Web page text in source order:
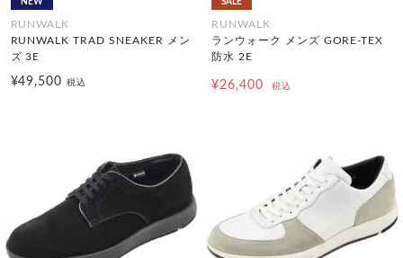
NEW
RUNWALK
RUNWALK TRAD SNEAKER メン
ズ 3E
¥49,500税込
SALE
RUNWALK
ランウォーク メンズ GORE-TEX
防水 2E
¥26,400 税込